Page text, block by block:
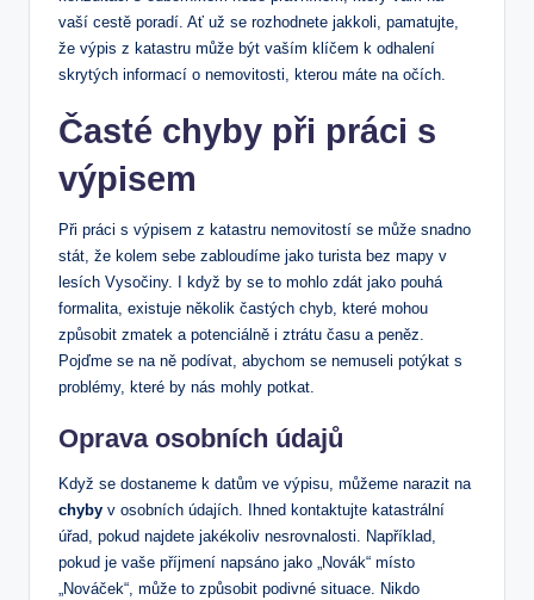
vaší cestě poradí.⁤ Ať už se rozhodnete jakkoli, pamatujte,
že ⁣výpis ‍z ⁢katastru může být vaším klíčem k odhalení⁤
skrytých informací o nemovitosti, kterou máte na očích.
Časté⁢ chyby‌ při práci s
výpisem
Při práci s výpisem ⁢z katastru nemovitostí‌ se může snadno
stát, že kolem sebe zabloudíme jako turista bez mapy⁣ v‍
lesích Vysočiny. I⁤ když by se to‍ mohlo⁤ zdát jako pouhá
formalita, existuje⁢ několik častých⁤ chyb, které mohou
způsobit zmatek a potenciálně i‌ ztrátu​ času a peněz.
Pojďme se na ně podívat, abychom se nemuseli potýkat s
problémy, které ​by nás ⁣mohly‌ potkat.
Oprava osobních údajů
Když se dostaneme ⁤k datům ve výpisu, můžeme narazit na
chyby v osobních údajích. Ihned⁢ kontaktujte katastrální
⁣úřad, pokud najdete jakékoliv nesrovnalosti. Například,
pokud je vaše příjmení napsáno ​jako „Novák“ místo
„Nováček“, může to‍ způsobit podivné situace. Nikdo